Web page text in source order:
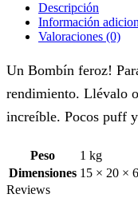
Descripción
Información
Valoraciones (0)
Un Bombín feroz!
rendimiento. Llévalo
increíble. Pocos puff
Peso
1 kg
Dimensiones 15 × 20 ×
Reviews